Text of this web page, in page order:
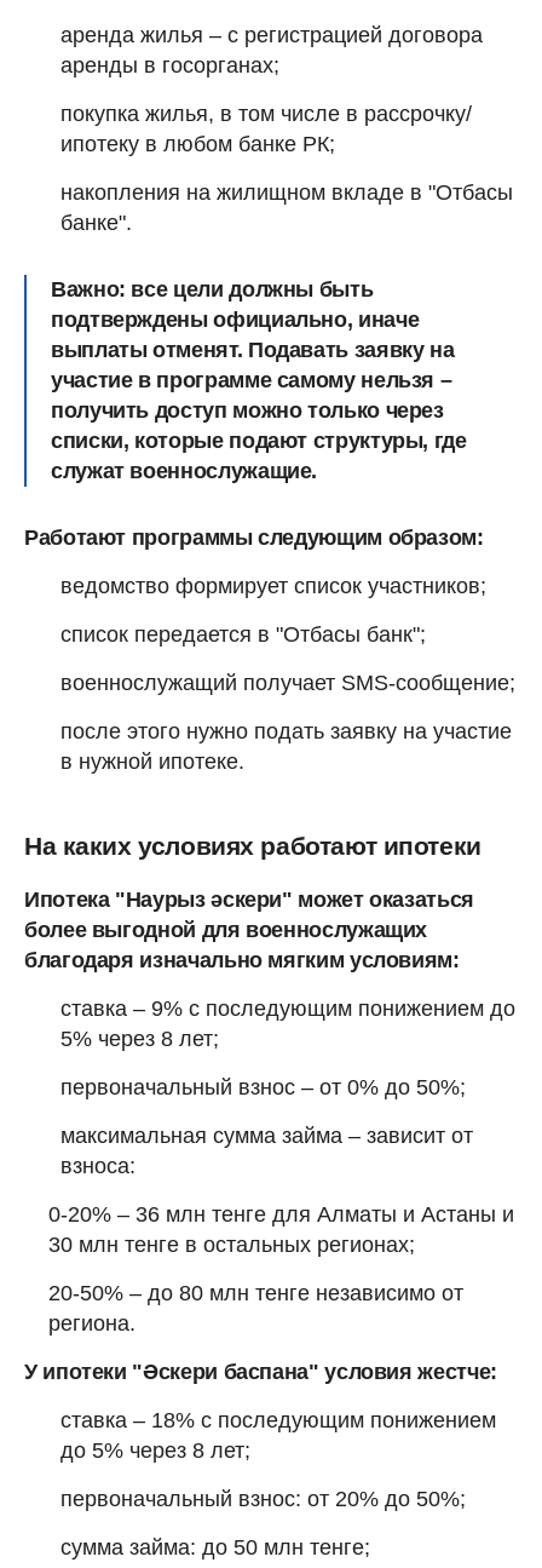
аренда жилья – с регистрацией договора
аренды в госорганах;
покупка жилья, в том числе в рассрочку/
ипотеку в любом банке РК;
накопления на жилищном вкладе в "Отбасы
банке".
Важно: все цели должны быть
подтверждены официально, иначе
выплаты отменят. Подавать заявку на
участие в программе самому нельзя –
получить доступ можно только через
списки, которые подают структуры, где
служат военнослужащие.
Работают программы следующим образом:
ведомство формирует список участников;
список передается в "Отбасы банк";
военнослужащий получает SMS-сообщение;
после этого нужно подать заявку на участие
в нужной ипотеке.
На каких условиях работают ипотеки
Ипотека "Наурыз әскери" может оказаться
более выгодной для военнослужащих
благодаря изначально мягким условиям:
ставка – 9% с последующим понижением до
5% через 8 лет;
первоначальный взнос – от 0% до 50%;
максимальная сумма займа – зависит от
взноса:
0-20% – 36 млн тенге для Алматы и Астаны и
30 млн тенге в остальных регионах;
20-50% – до 80 млн тенге независимо от
региона.
У ипотеки "Әскери баспана" условия жестче:
ставка – 18% с последующим понижением
до 5% через 8 лет;
первоначальный взнос: от 20% до 50%;
сумма займа: до 50 млн тенге;